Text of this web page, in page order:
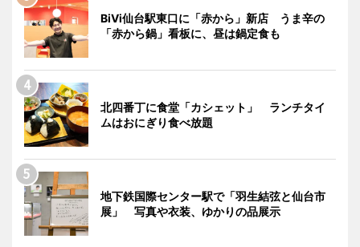
BiVi仙台駅東口に「赤から」新店 うま辛の
「赤から鍋」看板に、昼は鍋定食も
北四番丁に食堂「カシェット」 ランチタイ
ムはおにぎり食べ放題
地下鉄国際センター駅で「羽生結弦と仙台市
展」 写真や衣装、ゆかりの品展示